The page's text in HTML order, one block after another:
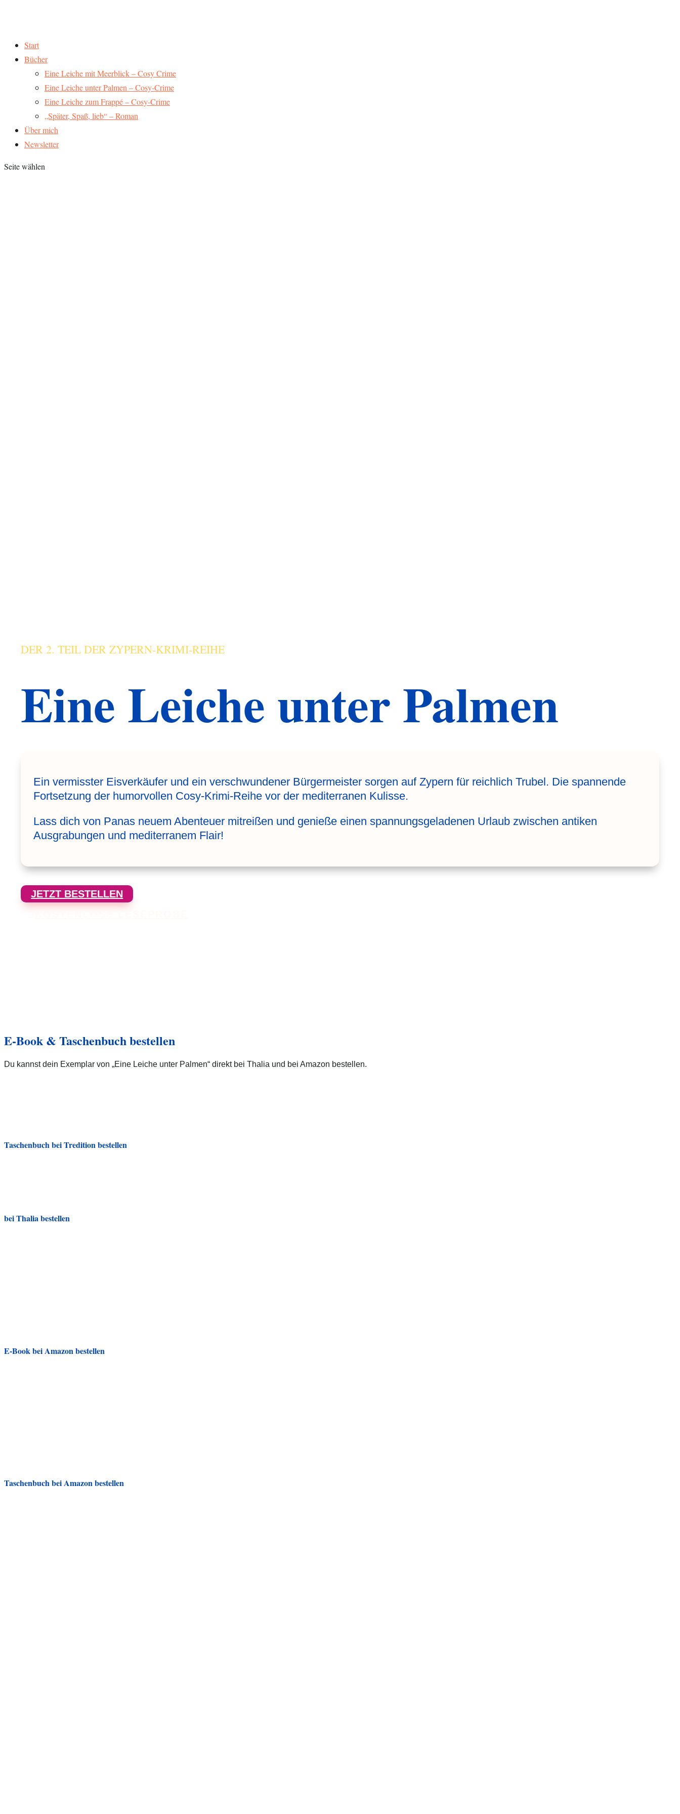
Start
Bücher
Eine Leiche mit Meerblick – Cosy Crime
Eine Leiche unter Palmen – Cosy-Crime
Eine Leiche zum Frappé – Cosy-Crime
„Später, Spaß, lieb“ – Roman
Über mich
Newsletter
Seite wählen
DER 2. TEIL DER ZYPERN-KRIMI-REIHE
Eine Leiche unter Palmen
Ein vermisster Eisverkäufer und ein verschwundener Bürgermeister sorgen auf Zypern für reichlich Trubel. Die spannende
Fortsetzung der humorvollen Cosy-Krimi-Reihe vor der mediterranen Kulisse.
Lass dich von Panas neuem Abenteuer mitreißen und genieße einen spannungsgeladenen Urlaub zwischen antiken
Ausgrabungen und mediterranem Flair!
JETZT BESTELLEN
E-Book & Taschenbuch bestellen
Du kannst dein Exemplar von „Eine Leiche unter Palmen“ direkt bei Thalia und bei Amazon bestellen.
Taschenbuch bei Tredition bestellen
bei Thalia bestellen
E-Book bei Amazon bestellen
Taschenbuch bei Amazon bestellen